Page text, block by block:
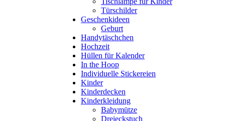
Türschilder
Geschenkideen
Geburt
Handytäschchen
Hochzeit
Hüllen für Kalender
In the Hoop
Individuelle Stickereien
Kinder
Kinderdecken
Kinderkleidung
Babymütze
Dreieckstuch